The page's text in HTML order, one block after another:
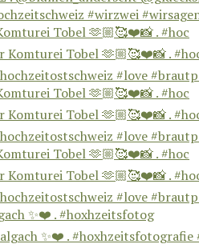
Tobel 🫶🏼🥰❤️📸 . #hoc
Tobel 🫶🏼🥰❤️📸 . #hoc
Tobel 🫶🏼🥰❤️📸 . #hoc
✨❤️ . #hoxhzeitsfotog